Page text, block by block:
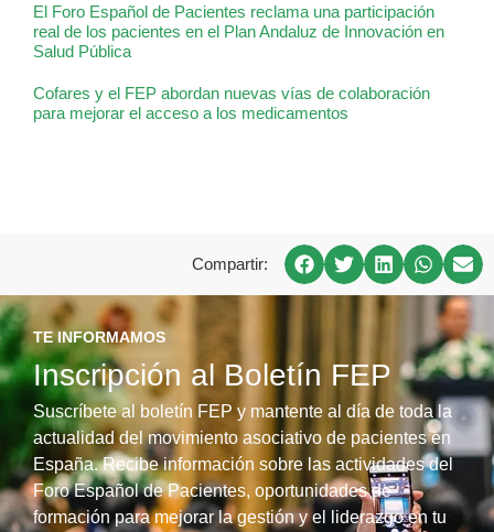
El Foro Español de Pacientes reclama una participación
real de los pacientes en el Plan Andaluz de Innovación en
Salud Pública
Cofares y el FEP abordan nuevas vías de colaboración
para mejorar el acceso a los medicamentos
Compartir:
TE INFORMAMOS
Inscripción al Boletín FEP
Suscríbete al boletín FEP y mantente al día de toda la
actualidad del movimiento asociativo de pacientes en
España. Recibe información sobre las actividades del
Foro Español de Pacientes, oportunidades de
formación para mejorar la gestión y el liderazgo en tu